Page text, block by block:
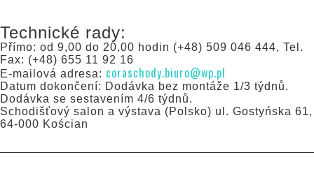
Technické rady:
Přímo: od 9,00 do 20,00 hodin (+48) 509 046 444, Tel.
Fax: (+48) 655 11 92 16
E-mailová adresa: coraschody.biuro@wp.pl
Datum dokončení: Dodávka bez montáže 1/3 týdnů.
Dodávka se sestavením 4/6 týdnů.
Schodišťový salon a výstava (Polsko) ul. Gostyńska 61,
64-000 Kościan